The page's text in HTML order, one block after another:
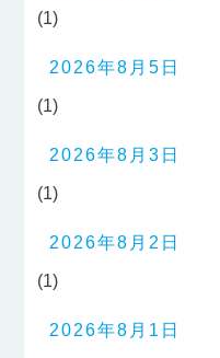
(1)
2026年8月5日
(1)
2026年8月3日
(1)
2026年8月2日
(1)
2026年8月1日